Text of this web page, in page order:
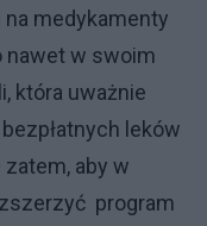
medykamenty
nawet w swoim
która uważnie
leków
aby w
program